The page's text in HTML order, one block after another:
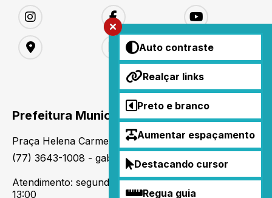
Auto contraste
Realçar links
Preto e branco
Aumentar espaçamento
Destacando cursor
Regua guia
Prefeitura Municipal de Matina
Praça Helena Carmem de Castro Donato, S/N
(77) 3643-1008 - gabinete@matina.ba.gov.br
Atendimento: segunda a sexta-feira, das 07:00 às
13:00